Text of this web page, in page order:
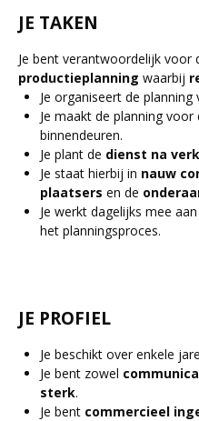
JE TAKEN
Je bent verantwoordelijk voor
productieplanning waarbij
Je organiseert de planning
Je maakt de planning voor
binnendeuren.
Je plant de dienst na
Je staat hierbij in nauw
plaatsers en de
Je werkt dagelijks mee
het planningsproces.
JE PROFIEL
Je beschikt over enkele
Je bent zowel
sterk.
Je bent commercieel